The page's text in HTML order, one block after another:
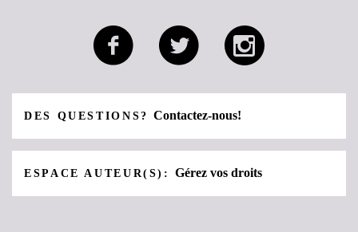
DES QUESTIONS?Contactez-nous!
ESPACE AUTEUR(S):Gérez vos droits